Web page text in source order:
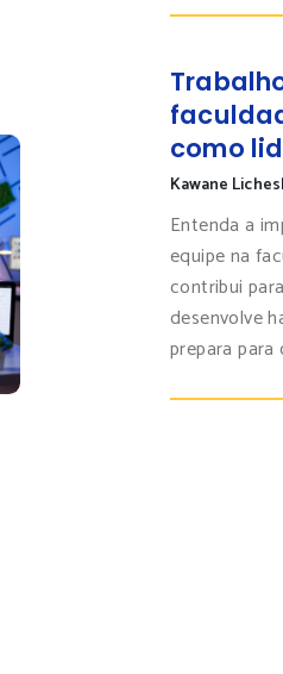
como
Kawane
Entenda a
equipe na
contribui
desenvolve
prepara